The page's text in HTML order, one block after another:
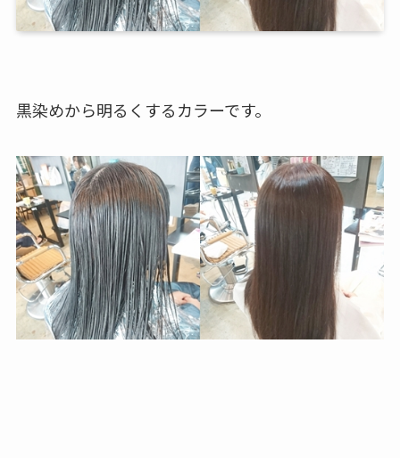
黒染めから明るくするカラーです。